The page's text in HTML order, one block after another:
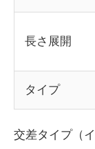
長さ展開
タイプ
交差タイプ（